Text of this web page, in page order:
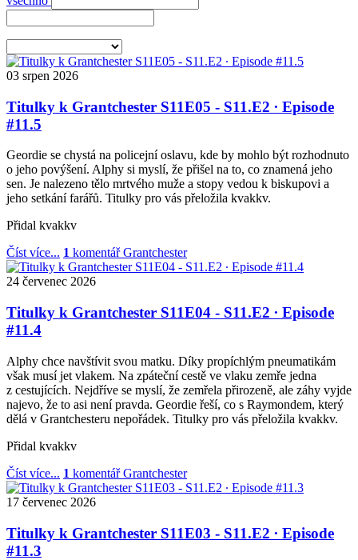
03 srpen 2026
Titulky k Grantchester S11E05 - S11.E2 ∙ Episode
#11.5
Geordie se chystá na policejní oslavu, kde by mohlo být rozhodnuto
o jeho povýšení. Alphy si myslí, že přišel na to, co znamená jeho
sen. Je nalezeno tělo mrtvého muže a stopy vedou k biskupovi a
jeho setkání farářů. Titulky pro vás přeložila kvakkv.
Přidal kvakkv
Číst více... 1 komentář Grantchester
24 červenec 2026
Titulky k Grantchester S11E04 - S11.E2 ∙ Episode
#11.4
Alphy chce navštívit svou matku. Díky propíchlým pneumatikám
však musí jet vlakem. Na zpáteční cestě ve vlaku zemře jedna
z cestujících. Nejdříve se myslí, že zemřela přirozeně, ale záhy vyjde
najevo, že to asi není pravda. Geordie řeší, co s Raymondem, který
dělá v Grantchesteru nepořádek. Titulky pro vás přeložila kvakkv.
Přidal kvakkv
Číst více... 1 komentář Grantchester
17 červenec 2026
Titulky k Grantchester S11E03 - S11.E2 ∙ Episode
#11.3